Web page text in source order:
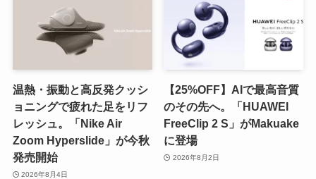
温熱・振動と高反発クッシ
ョニングで疲れた足をリフ
レッシュ。「Nike Air
Zoom Hyperslide」が今秋
発売開始
2026年8月4日
【25%OFF】AIで最高音質
のその先へ。「HUAWEI
FreeClip 2 S」がMakuake
に登場
2026年8月2日